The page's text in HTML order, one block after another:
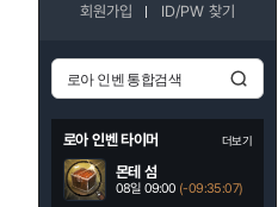
회원가입 ID/PW 찾기
로아 인벤 타이머 더보기
몬테 섬
08일 09:00 (-09:35:05)